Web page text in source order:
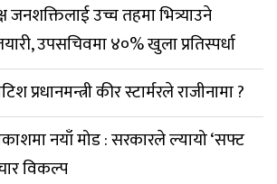
जनशक्तिलाई उच्च तहमा भित्र्याउने
उपसचिवमा ४०% खुला प्रतिस्पर्धा
प्रधानमन्त्री कीर स्टार्मरले राजीनामा ?
नयाँ मोड : सरकारले ल्यायो ‘सफ्ट
विकल्प